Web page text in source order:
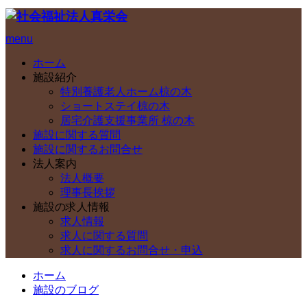
menu
ホーム
施設紹介
特別養護老人ホーム椋の木
ショートステイ椋の木
居宅介護支援事業所 椋の木
施設に関する質問
施設に関するお問合せ
法人案内
法人概要
理事長挨拶
施設の求人情報
求人情報
求人に関する質問
求人に関するお問合せ・申込
ホーム
施設のブログ